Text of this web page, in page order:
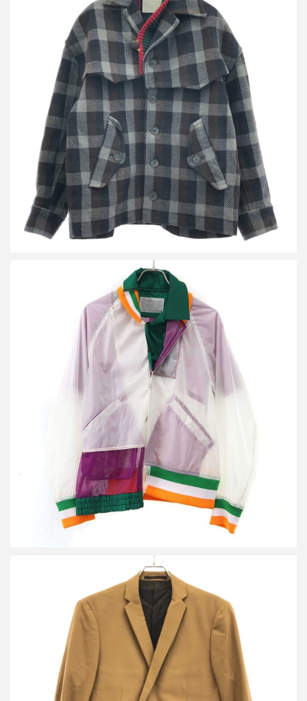
カラー 22AW ドッキングデザインジャケット 22WCM-G01102
買取金額18,000円
詳しく見る
カラー 23SS ミックスファブリックシアーブルゾン 23SCM-
G04104
買取金額14,400円
詳しく見る
カラー 18AW ダブルブレステッドウールセットアップスーツ
買取金額9,600円